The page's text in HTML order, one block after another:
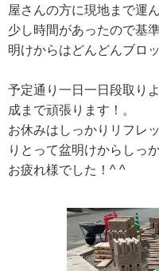
屋さんの方に現地まで運
少し時間があったので基
明けからはどんどんブロ
予定通り一日一日段取り
成まで頑張ります！。
お休みはしっかりリフレ
りとって盆明けからしっ
お疲れ様でした！^ ^